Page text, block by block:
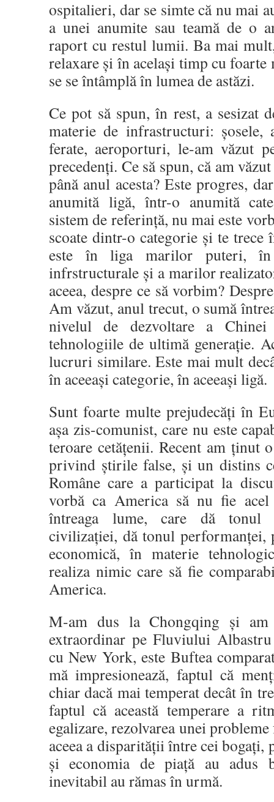
ospitalieri, dar se simte că nu mai
a unei anumite sau teamă de o
raport cu restul lumii. Ba mai
relaxare și în același timp cu foarte
se se întâmplă în lumea de astăzi.
Ce pot să spun, în rest, a sesizat
materie de infrastructuri: șosele,
ferate, aeroporturi, le-am văzut
precedenți. Ce să spun, că am
până anul acesta? Este progres,
anumită ligă, într-o anumită
sistem de referință, nu mai este
scoate dintr-o categorie și te trece
este în liga marilor puteri,
infrstructurale și a marilor
aceea, despre ce să vorbim?
Am văzut, anul trecut, o sumă
nivelul de dezvoltare a
tehnologiile de ultimă generație.
lucruri similare. Este mai mult
în aceeași categorie, în aceeași ligă.
Sunt foarte multe prejudecăți în
așa zis-comunist, care nu este
teroare cetățenii. Recent am ținut
privind știrile false, și un distins
Române care a participat la
vorbă ca America să nu fie
întreaga lume, care dă tonul
civilizației, dă tonul performanței,
economică, în materie
realiza nimic care să fie
America.
M-am dus la Chongqing și
extraordinar pe Fluviului
cu New York, este Buftea
mă impresionează, faptul că
chiar dacă mai temperat decât în
faptul că această temperare a
egalizare, rezolvarea unei
aceea a disparității între cei bogați,
și economia de piață au adus
inevitabil au rămas în urmă.